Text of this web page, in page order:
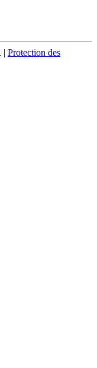
| Protection des